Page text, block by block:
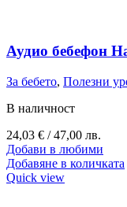
Аудио бебефон
За бебето, Полезни
В наличност
24,03 € / 47,00 лв.
Добави в любими
Добавяне в количката
Quick view